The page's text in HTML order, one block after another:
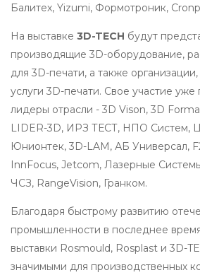
Балитех, Yizumi, Формотроник,
На выставке 3D-TECH будут
производящие 3D-оборудование,
для 3D-печати, а также
услуги 3D-печати. Свое участие
лидеры отрасли - 3D Vison, 3D
LIDER-3D, ИРЗ ТЕСТ, НПО Систем,
Юнионтек, 3D-LAM, АБ Универсал,
InnFocus, Jetcom, Лазерные
ЧСЗ, RangeVision, Гранком.
Благодаря быстрому развитию
промышленности в последнее
выставки Rosmould, Rosplast и 3D-
значимыми для производственных